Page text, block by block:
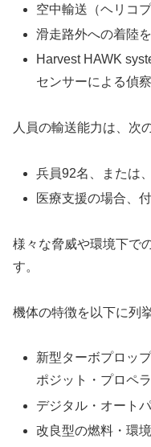
空中輸送（ヘリコ
滑走路外への着陸
Harvest HAWK
センサーによる偵察
人員の輸送能力は、次
兵員92名、または
医療支援の場合、
様々な脅威や環境下で
す。
機体の特徴を以下に列
新型ターボプロッ
ポジット・プロペラ
デジタル・オート
改良型の燃料・環